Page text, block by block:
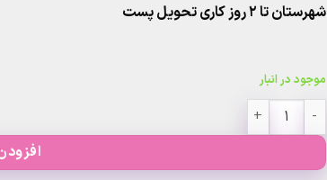
شهرستان تا 2 روز کاری تحویل پست
موجود در انبار
نخ نامرئی عدد